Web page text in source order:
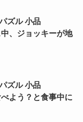
ズル 小品
、ジョッキーが地
ズル 小品
よう？と食事中に